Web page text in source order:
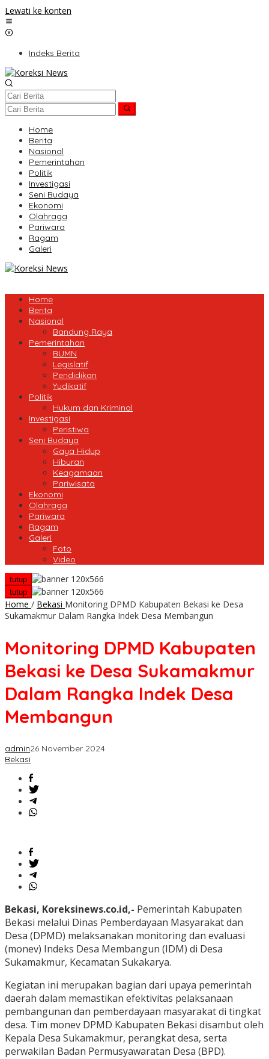
Lewati ke konten
Indeks Berita
Home
Berita
Nasional
Pemerintahan
Politik
Investigasi
Seni Budaya
Ekonomi
Olahraga
Pariwara
Ragam
Galeri
Home
Berita
Nasional
Bandung Raya
Pemerintahan
BUMN
Legislatif
Pendidikan
Yudikatif
Politik
Hukum dan Kriminal
Investigasi
Peristiwa
Seni Budaya
Gaya Hidup
Hiburan
Keagamaan
Pariwisata
Ekonomi
Olahraga
Pariwara
Ragam
Galeri
Foto
Video
tutup
tutup
Home / Bekasi Monitoring DPMD Kabupaten Bekasi ke Desa
Sukamakmur Dalam Rangka Indek Desa Membangun
Monitoring DPMD Kabupaten
Bekasi ke Desa Sukamakmur
Dalam Rangka Indek Desa
Membangun
admin26 November 2024
Bekasi
Bekasi, Koreksinews.co.id,- Pemerintah Kabupaten
Bekasi melalui Dinas Pemberdayaan Masyarakat dan
Desa (DPMD) melaksanakan monitoring dan evaluasi
(monev) Indeks Desa Membangun (IDM) di Desa
Sukamakmur, Kecamatan Sukakarya.
Kegiatan ini merupakan bagian dari upaya pemerintah
daerah dalam memastikan efektivitas pelaksanaan
pembangunan dan pemberdayaan masyarakat di tingkat
desa. Tim monev DPMD Kabupaten Bekasi disambut oleh
Kepala Desa Sukamakmur, perangkat desa, serta
perwakilan Badan Permusyawaratan Desa (BPD).